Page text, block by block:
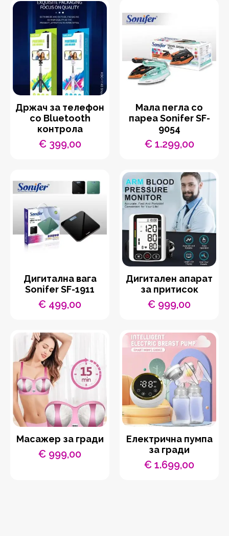
Држач за телефон
со Bluetooth
контрола
€399,00
Мала пегла со
пареа Sonifer SF-
9054
€1.299,00
Дигитална вага
Sonifer SF-1911
€ 499,00
Дигитален апарат
за притисок
€ 999,00
Масажер за гради
€ 999,00
Електрична пумпа
за гради
€ 1.699,00